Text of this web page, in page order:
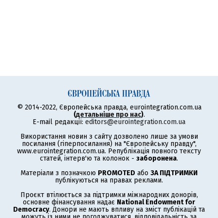
© 2014-2022, Європейська правда, eurointegration.com.ua
(детальніше про нас).
E-mail редакції: editors@eurointegration.com.ua
Використання новин з сайту дозволено лише за умови
посилання (гіперпосилання) на "Європейську правду",
www.eurointegration.com.ua. Републікація повного тексту
статей, інтерв'ю та колонок - заборонена.
Матеріали з позначкою PROMOTED або ЗА ПІДТРИМКИ
публікуються на правах реклами.
Проєкт втілюється за підтримки міжнародних донорів,
основне фінансування надає National Endowment for
Democracy. Донори не мають впливу на зміст публікацій та